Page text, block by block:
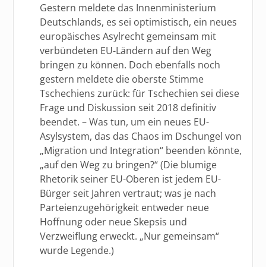
Gestern meldete das Innenministerium
Deutschlands, es sei optimistisch, ein neues
europäisches Asylrecht gemeinsam mit
verbündeten EU-Ländern auf den Weg
bringen zu können. Doch ebenfalls noch
gestern meldete die oberste Stimme
Tschechiens zurück: für Tschechien sei diese
Frage und Diskussion seit 2018 definitiv
beendet. – Was tun, um ein neues EU-
Asylsystem, das das Chaos im Dschungel von
„Migration und Integration“ beenden könnte,
„auf den Weg zu bringen?“ (Die blumige
Rhetorik seiner EU-Oberen ist jedem EU-
Bürger seit Jahren vertraut; was je nach
Parteienzugehörigkeit entweder neue
Hoffnung oder neue Skepsis und
Verzweiflung erweckt. „Nur gemeinsam“
wurde Legende.)